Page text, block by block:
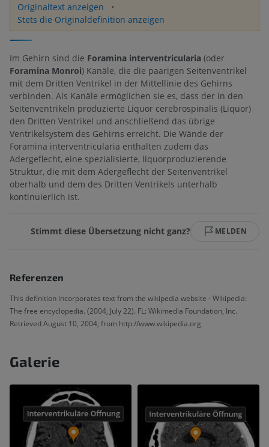
Originaltext anzeigen
Stets die Originaldefinition anzeigen
Im Gehirn sind die Foramina interventricularia (oder
Foramina Monroi) Kanäle, die die paarigen Seitenventrikel
mit dem Dritten Ventrikel in der Mittellinie des Gehirns
verbinden. Als Kanäle ermöglichen sie es, dass der in den
Seitenventrikeln produzierte Liquor cerebrospinalis (Liquor)
den Dritten Ventrikel und anschließend das übrige
Ventrikelsystem des Gehirns erreicht. Die Wände der
Foramina interventricularia enthalten zudem das
Adergeflecht, eine spezialisierte, liquorproduzierende
Struktur, die mit dem Adergeflecht der Seitenventrikel
oberhalb und dem des Dritten Ventrikels unterhalb
kontinuierlich ist.
Stimmt diese Übersetzung nicht ganz? MELDEN
Referenzen
This definition incorporates text from the wikipedia website - Wikipedia:
The free encyclopedia. (2004, July 22). FL: Wikimedia Foundation, Inc.
Retrieved August 10, 2004, from http://www.wikipedia.org
Galerie